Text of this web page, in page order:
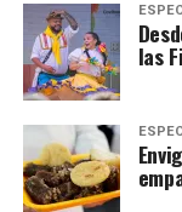
las